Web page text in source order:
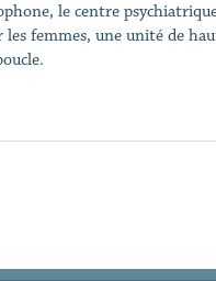
le centre
femmes, une unité de